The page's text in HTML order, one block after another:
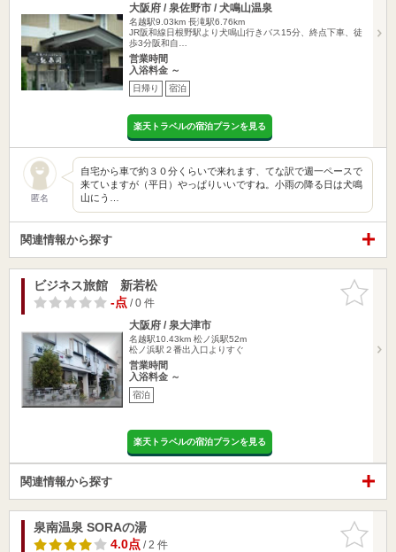
大阪府 / 泉佐野市 / 犬鳴山温泉
名越駅9.03km 長滝駅6.76km
JR阪和線日根野駅より犬鳴山行きバス15分、終点下車、徒
歩3分阪和自…
営業時間
入浴料金 ～
日帰り 宿泊
楽天トラベルの宿泊プランを見る
匿名
自宅から車で約３０分くらいで来れます、てな訳で週一ペースで
来ていますが（平日）やっぱりいいですね。小雨の降る日は犬鳴
山にう…
関連情報から探す
お気に入
りに追加
ビジネス旅館 新若松
-点/ 0 件
大阪府 / 泉大津市
名越駅10.43km 松ノ浜駅52m
松ノ浜駅２番出入口よりすぐ
営業時間
入浴料金 ～
宿泊
楽天トラベルの宿泊プランを見る
関連情報から探す
お気に入
りに追加
泉南温泉 SORAの湯
4.0点/ 2 件